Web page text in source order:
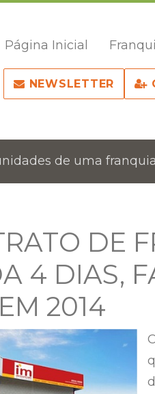
Página Inicial
NEWSLETTER
de uma
DE
4 DIAS,
2014